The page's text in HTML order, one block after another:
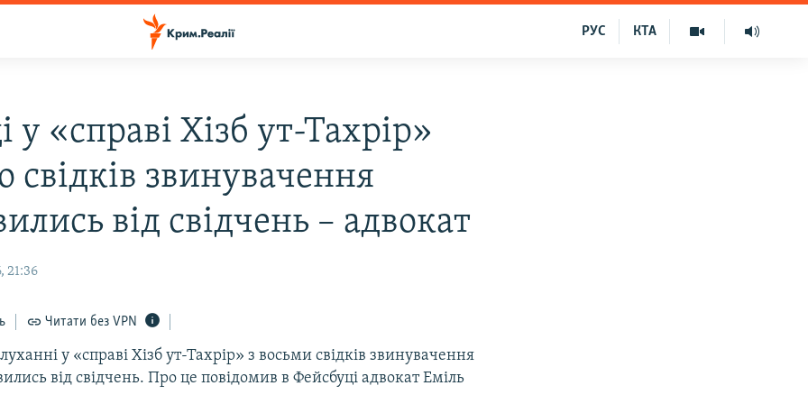
КТА
РУС
у «справі Хізб ут-Тахрір»
свідків звинувачення
від свідчень – адвокат
21:36
Читати без VPN
у «справі Хізб ут-Тахрір» з восьми свідків звинувачення
від свідчень. Про це повідомив в Фейсбуці адвокат Еміль